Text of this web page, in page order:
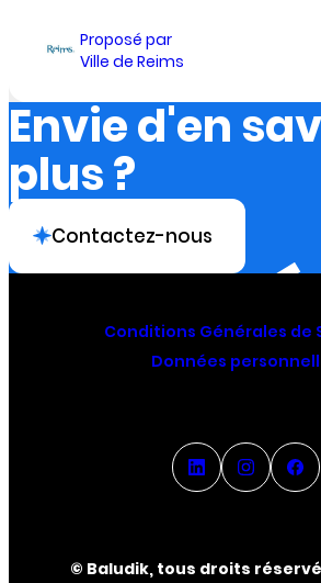
Proposé par
Ville de Reims
Envie d'en
plus ?
Contactez-nous
Conditions Générales de
Données
© Baludik, tous droits